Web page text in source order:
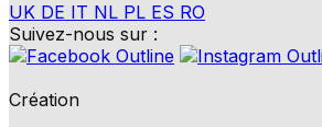
UK DE IT NL PL ES RO
Suivez-nous sur :
Création